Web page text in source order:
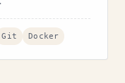
Git Docker